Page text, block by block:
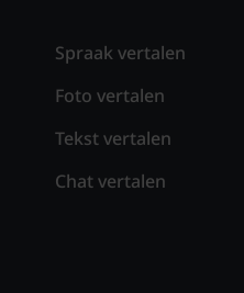
Spraak vertalen
Foto vertalen
Tekst vertalen
Chat vertalen